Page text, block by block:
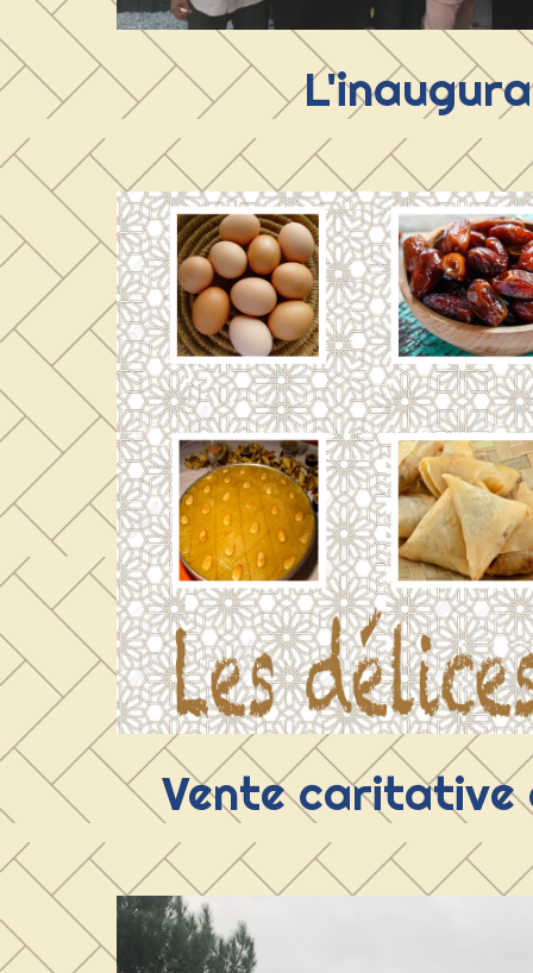
Vente caritative